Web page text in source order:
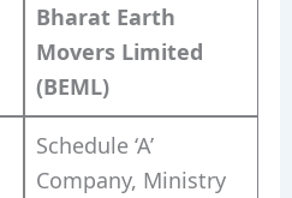
Bharat Earth
Movers Limited
(BEML)
Schedule ‘A’
Company, Ministry